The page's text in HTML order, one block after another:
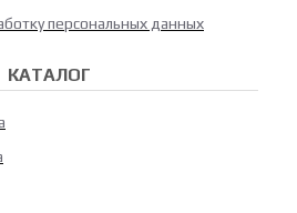
персональных данных
КАТАЛОГ